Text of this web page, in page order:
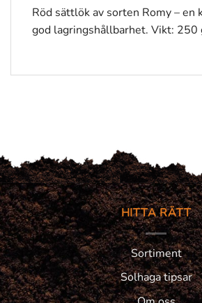
Röd sättlök av sorten Romy –
god lagringshållbarhet. Vikt: 250
HITTA RÄTT
Sortiment
Solhaga tipsar